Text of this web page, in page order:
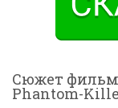
Сюжет
Phantom-